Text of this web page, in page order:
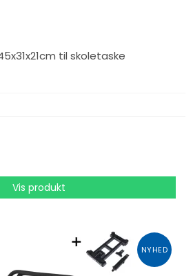
til skoletaske
Vis produkt
NYHED